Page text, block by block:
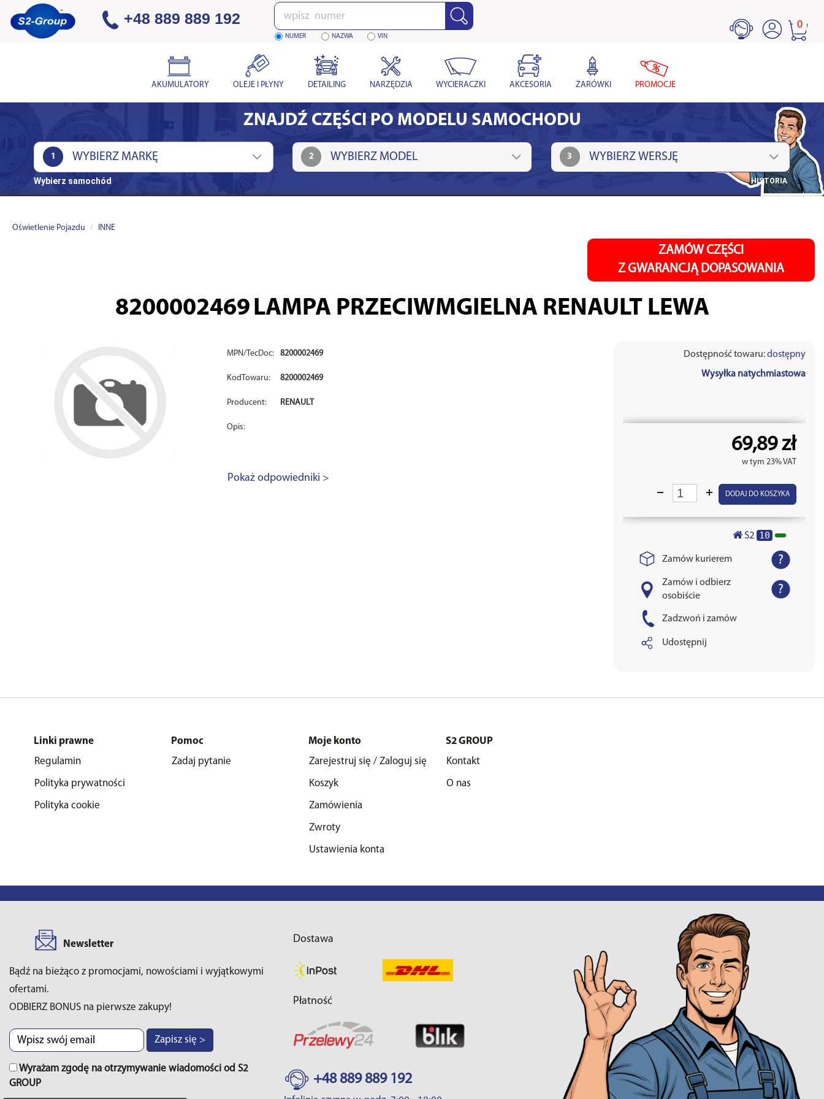
+48 889 889 192 Wpisz
numer
NUMER NAZWA VIN
0
AKUMULATORY OLEJE I PŁYNY DETAILING NARZĘDZIA WYCIERACZKI AKCESORIA ŻARÓWKI PROMOCJE
ZNAJDŹ CZĘŚCI PO MODELU SAMOCHODU
1 2 3
Wybierz samochód HISTORIA
Oświetlenie Pojazdu INNE
ZAMÓW CZĘŚCI
Z GWARANCJĄ DOPASOWANIA
8200002469 LAMPA PRZECIWMGIELNA RENAULT LEWA
MPN/TecDoc: 8200002469
KodTowaru: 8200002469
Producent: RENAULT
Opis:
Pokaż odpowiedniki >
Dostępność towaru:dostępny
Wysyłka natychmiastowa
69,89 zł
w tym 23% VAT
DODAJ DO KOSZYKA
S2 10
Zamów kurierem
Zamów i odbierz
osobiście
Zadzwoń i zamów
Udostępnij
Linki prawne
Regulamin
Polityka prywatności
Polityka cookie
Pomoc
Zadaj pytanie
Moje konto
Zarejestruj się / Zaloguj się
Koszyk
Zamówienia
Zwroty
Ustawienia konta
S2 GROUP
Kontakt
O nas
Newsletter
Bądź na bieżąco z promocjami, nowościami i wyjątkowymi
ofertami.
ODBIERZ BONUS na pierwsze zakupy!
Zapisz się >
Wyrażam zgodę na otrzymywanie wiadomości od S2
GROUP
Dostawa
Płatność
+48 889 889 192